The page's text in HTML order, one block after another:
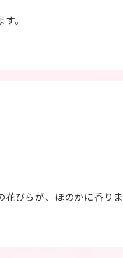
。
びらが、ほのかに香りま